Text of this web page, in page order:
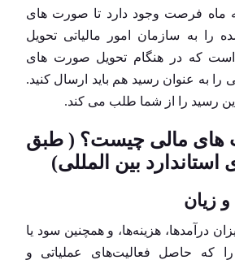
ماه فرصت وجود دارد تا صورت های
را به سازمان امور مالیاتی تحویل
است که در هنگام تحویل صورت های
را به عنوان رسید هم باید ارسال کنید.
این رسید را از شما طلب می کند.
های مالی چیست؟ ( طبق
بین المللی)
زیان
درآمدها، هزینه‌ها، و همچنین سود یا
را که حاصل فعالیت‌های عملیاتی و